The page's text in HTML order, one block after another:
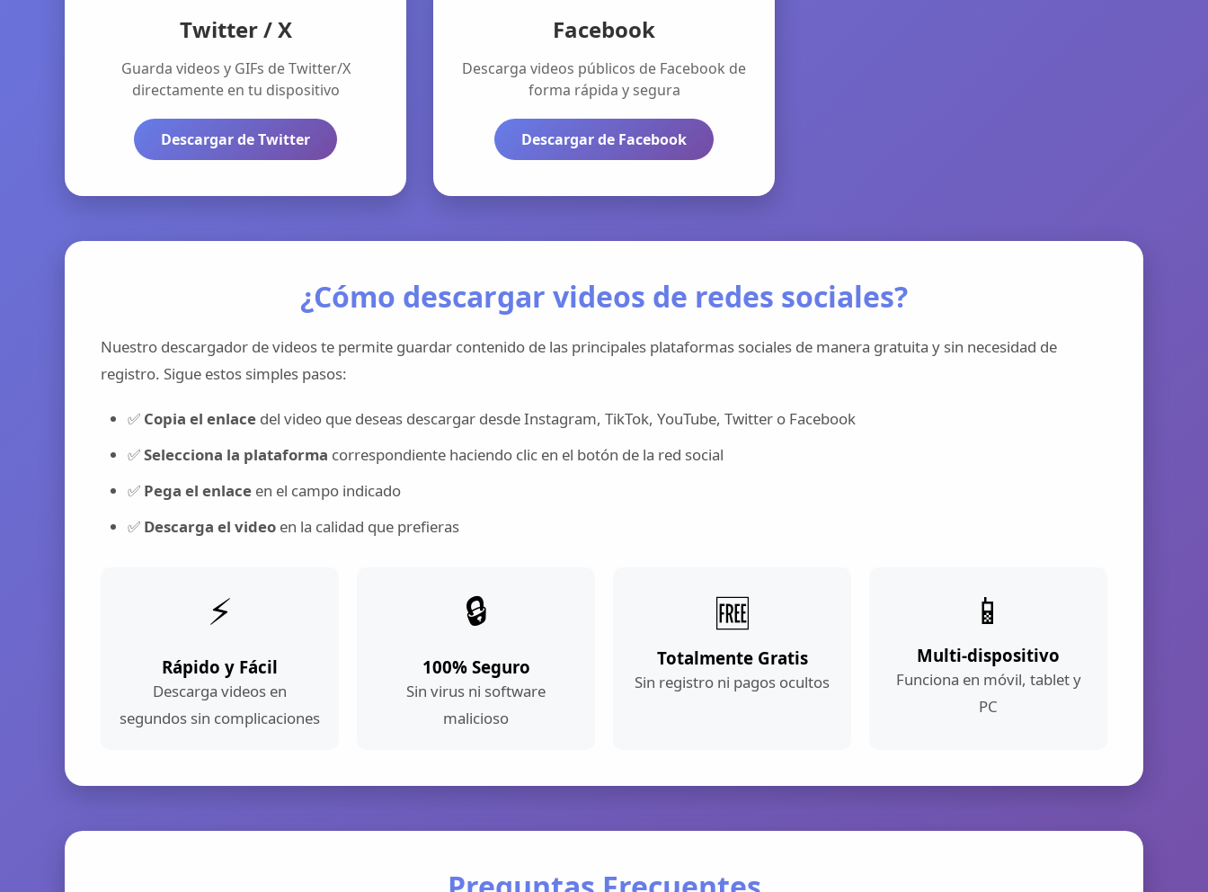
Twitter / X
Guarda videos y GIFs de Twitter/X
directamente en tu dispositivo
Descargar de Twitter
Facebook
Descarga videos públicos de Facebook de
forma rápida y segura
Descargar de Facebook
¿Cómo descargar videos de redes sociales?
Nuestro descargador de videos te permite guardar contenido de las principales plataformas sociales de manera gratuita y sin necesidad de
registro. Sigue estos simples pasos:
✅ Copia el enlace del video que deseas descargar desde Instagram, TikTok, YouTube, Twitter o Facebook
✅Selecciona la plataforma correspondiente haciendo clic en el botón de la red social
✅ Pega el enlace en el campo indicado
✅ Descarga el video en la calidad que prefieras
⚡
Rápido y Fácil
Descarga videos en
segundos sin complicaciones
🔒
100% Seguro
Sin virus ni software
malicioso
🆓
Totalmente Gratis
Sin registro ni pagos ocultos
📱
Multi-dispositivo
Funciona en móvil, tablet y
PC